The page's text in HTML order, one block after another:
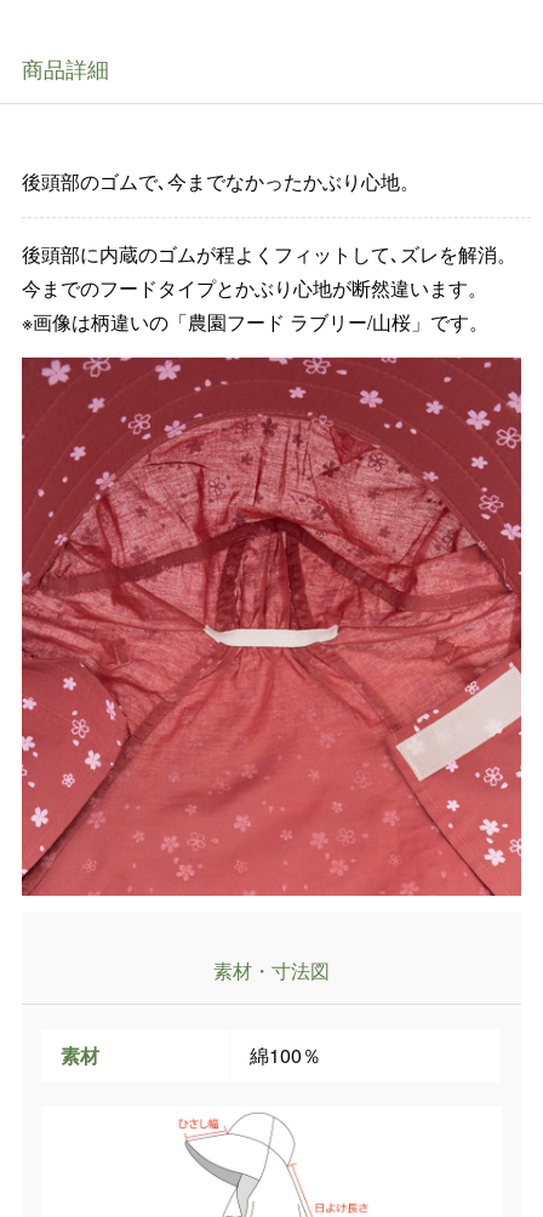
商品詳細
後頭部のゴムで､今までなかったかぶり心地。
後頭部に内蔵のゴムが程よくフィットして､ズレを解消。
今までのフードタイプとかぶり心地が断然違います。
※画像は柄違いの「農園フード ラブリー/山桜」です。
素材・寸法図
素材 綿100％